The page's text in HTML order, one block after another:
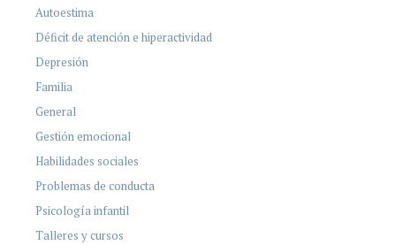
Autoestima
Déficit de atención e hiperactividad
Depresión
Familia
General
Gestión emocional
Habilidades sociales
Problemas de conducta
Psicología infantil
Talleres y cursos